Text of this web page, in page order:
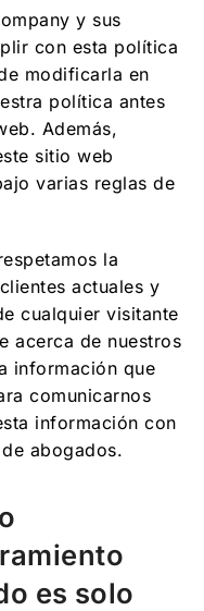
y sus
con esta política
modificarla en
política antes
Además,
sitio web
varias reglas de
la
actuales y
cualquier visitante
acerca de nuestros
información que
comunicarnos
información con
abogados.
es solo